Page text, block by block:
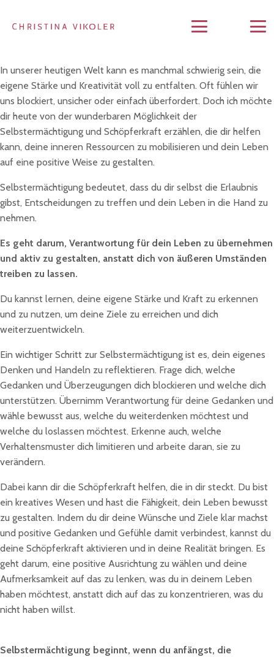
In unserer heutigen Welt kann es manchmal schwierig sein, die
eigene Stärke und Kreativität voll zu entfalten. Oft fühlen wir
uns blockiert, unsicher oder einfach überfordert. Doch ich möchte
dir heute von der wunderbaren Möglichkeit der
Selbstermächtigung und Schöpferkraft erzählen, die dir helfen
kann, deine inneren Ressourcen zu mobilisieren und dein Leben
auf eine positive Weise zu gestalten.
Selbstermächtigung bedeutet, dass du dir selbst die Erlaubnis
gibst, Entscheidungen zu treffen und dein Leben in die Hand zu
nehmen.
Es geht darum, Verantwortung für dein Leben zu übernehmen
und aktiv zu gestalten, anstatt dich von äußeren Umständen
treiben zu lassen.
Du kannst lernen, deine eigene Stärke und Kraft zu erkennen
und zu nutzen, um deine Ziele zu erreichen und dich
weiterzuentwickeln.
Ein wichtiger Schritt zur Selbstermächtigung ist es, dein eigenes
Denken und Handeln zu reflektieren. Frage dich, welche
Gedanken und Überzeugungen dich blockieren und welche dich
unterstützen. Übernimm Verantwortung für deine Gedanken und
wähle bewusst aus, welche du weiterdenken möchtest und
welche du loslassen möchtest. Erkenne auch, welche
Verhaltensmuster dich limitieren und arbeite daran, sie zu
verändern.
Dabei kann dir die Schöpferkraft helfen, die in dir steckt. Du bist
ein kreatives Wesen und hast die Fähigkeit, dein Leben bewusst
zu gestalten. Indem du dir deine Wünsche und Ziele klar machst
und positive Gedanken und Gefühle damit verbindest, kannst du
deine Schöpferkraft aktivieren und in deine Realität bringen. Es
geht darum, eine positive Ausrichtung zu wählen und deine
Aufmerksamkeit auf das zu lenken, was du in deinem Leben
haben möchtest, anstatt dich auf das zu konzentrieren, was du
nicht haben willst.
Selbstermächtigung beginnt, wenn du anfängst, die